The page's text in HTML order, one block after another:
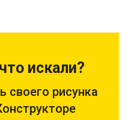
искали?
своего рисунка